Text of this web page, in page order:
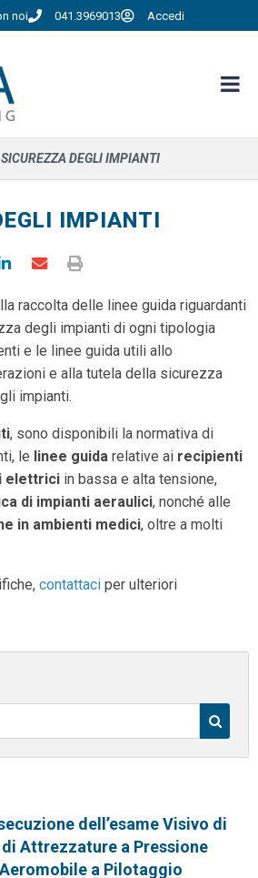
noi 041.3969013 Accedi
SICUREZZA DEGLI IMPIANTI
IMPIANTI
raccolta delle linee guida riguardanti
degli impianti di ogni tipologia
e le linee guida utili allo
e alla tutela della sicurezza
impianti.
, sono disponibili la normativa di
le linee guida relative ai recipienti
elettrici in bassa e alta tensione,
di impianti aeraulici, nonché alle
in ambienti medici, oltre a molti
contattaci per ulteriori
dell’esame Visivo di
Attrezzature a Pressione
a Pilotaggio